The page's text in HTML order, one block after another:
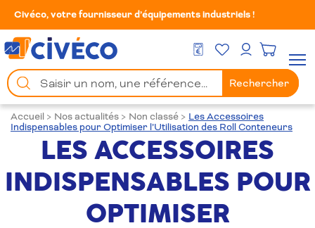
Civéco, votre fournisseur d’équipements industriels !
DEVIS GRATUIT
Mes FavorisMon compte
Chercher
un
produit
Rechercher
Accueil > Nos actualités > Non classé > Les Accessoires
Indispensables pour Optimiser l’Utilisation des Roll Conteneurs
LES ACCESSOIRES
INDISPENSABLES POUR
OPTIMISER